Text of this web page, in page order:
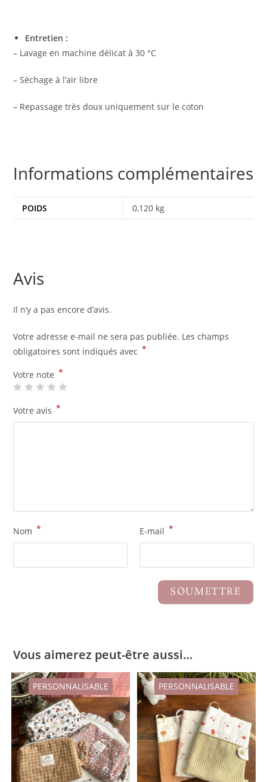
Entretien :
– Lavage en machine délicat à 30 °C
– Séchage à l’air libre
– Repassage très doux uniquement sur le coton
Informations complémentaires
POIDS 0,120 kg
Avis
Il n’y a pas encore d’avis.
Votre adresse e-mail ne sera pas publiée. Les champs
obligatoires sont indiqués avec *
Votre note *
Votre avis *
Nom * E-mail *
Vous aimerez peut-être aussi…
PERSONNALISABLE PERSONNALISABLE